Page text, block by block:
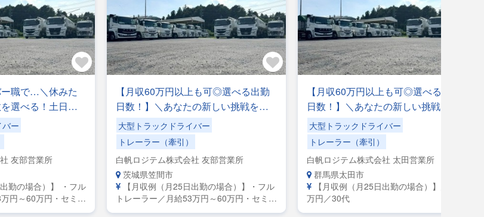
職で…＼休みた
選べる！土日休
手降ろしの力仕
ー
友部営業所
勤の場合）】 ・フル
円～60万円・セミト
～50万円・大型／月
【月収60万円以上も可◎選べる出勤
日数！】＼あなたの新しい挑戦をし
っかりサポート！／収入もキャリア
も更に上を目指したい方大歓迎！
大型トラックドライバー
トレーラー（牽引）
白帆ロジテム株式会社 友部営業所
茨城県笠間市
【月収例（月25日出勤の場合）】・フル
トレーラー／月給53万円～60万円・セミト
レーラー／月給45万円～50万円・大型／月
【月収60万円以上も可◎選べる出勤
日数！】＼あなたの新しい挑戦をし
っかりサポート！／収入もキャリア
も更に上を目指したい方大歓迎！
大型トラックドライバー
トレーラー（牽引）
白帆ロジテム株式会社 太田営業所
群馬県太田市
【月収例（月25日出勤の場合）】月収50
万円／30代